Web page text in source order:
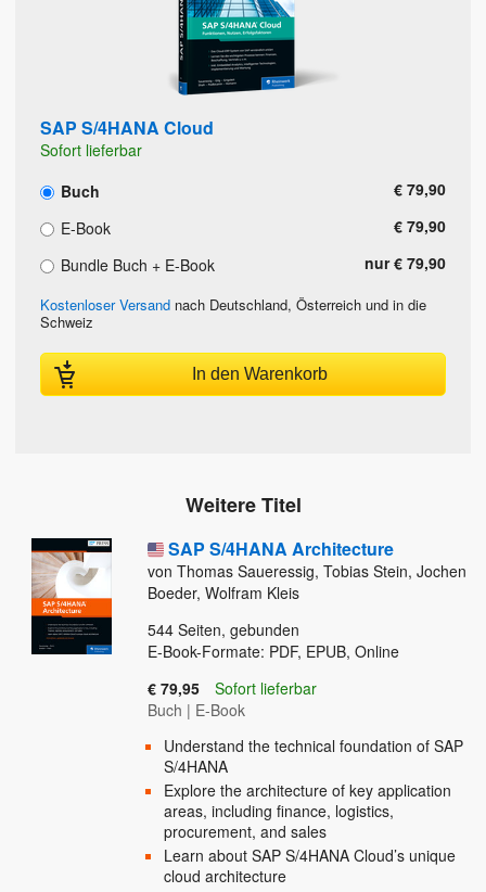
SAP S/4HANA Cloud
Sofort lieferbar
Buch
€ 79,90
E-Book
€ 79,90
Bundle Buch + E-Book
nur € 79,90
Kostenloser Versand nach Deutschland, Österreich und in die
Schweiz
In den Warenkorb
Weitere Titel
SAP S/4HANA Architecture
von Thomas Saueressig, Tobias Stein, Jochen
Boeder, Wolfram Kleis
544 Seiten, gebunden
E-Book-Formate: PDF, EPUB, Online
€ 79,95
Sofort lieferbar
Buch | E-Book
Understand the technical foundation of SAP
S/4HANA
Explore the architecture of key application
areas, including finance, logistics,
procurement, and sales
Learn about SAP S/4HANA Cloud’s unique
cloud architecture